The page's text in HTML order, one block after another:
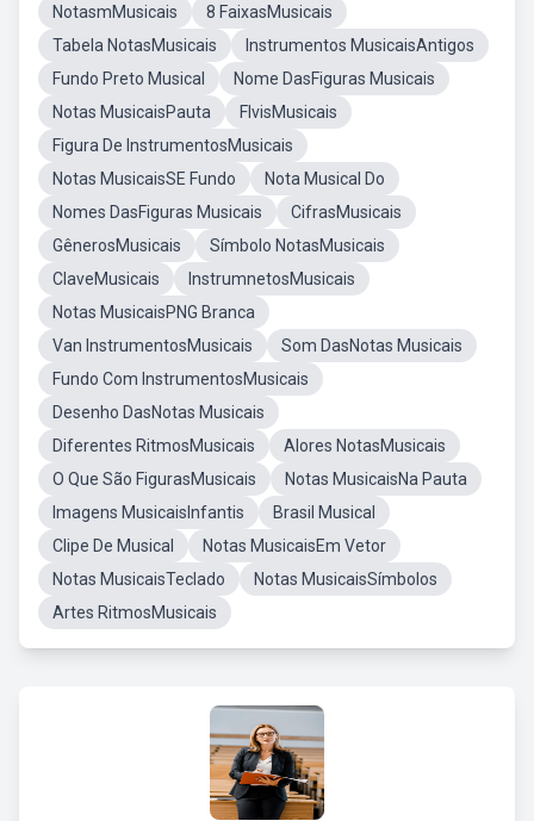
NotasmMusicais
8 FaixasMusicais
Tabela NotasMusicais
Instrumentos MusicaisAntigos
Fundo Preto Musical
Nome DasFiguras Musicais
Notas MusicaisPauta
FlvisMusicais
Figura De InstrumentosMusicais
Notas MusicaisSE Fundo
Nota Musical Do
Nomes DasFiguras Musicais
CifrasMusicais
GênerosMusicais
Símbolo NotasMusicais
ClaveMusicais
InstrumnetosMusicais
Notas MusicaisPNG Branca
Van InstrumentosMusicais
Som DasNotas Musicais
Fundo Com InstrumentosMusicais
Desenho DasNotas Musicais
Diferentes RitmosMusicais
Alores NotasMusicais
O Que São FigurasMusicais
Notas MusicaisNa Pauta
Imagens MusicaisInfantis
Brasil Musical
Clipe De Musical
Notas MusicaisEm Vetor
Notas MusicaisTeclado
Notas MusicaisSímbolos
Artes RitmosMusicais